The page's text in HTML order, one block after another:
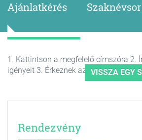
Ajánlatkérés Szaknévsor
VISSZA EGY
1. Kattintson a megfelelő címszóra 2.
igényeit 3. Érkeznek az árajánlatok
Rendezvény